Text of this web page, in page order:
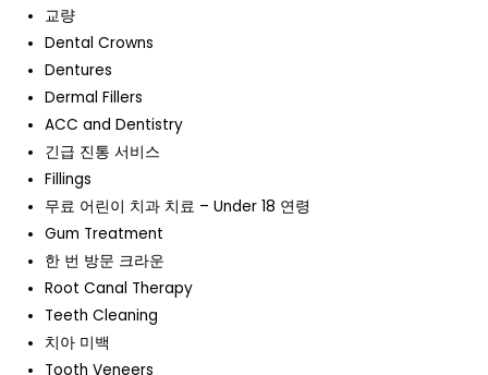
교량
Dental Crowns
Dentures
Dermal Fillers
ACC and Dentistry
긴급 진통 서비스
Fillings
무료 어린이 치과 치료 – Under 18 연령
Gum Treatment
한 번 방문 크라운
Root Canal Therapy
Teeth Cleaning
치아 미백
Tooth Veneers